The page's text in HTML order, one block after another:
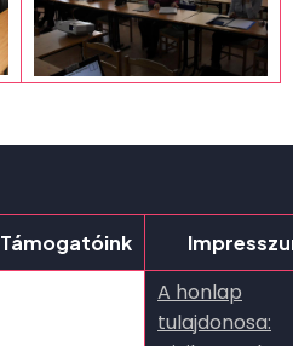
Támogatóink
A honlap
tulajdonosa: